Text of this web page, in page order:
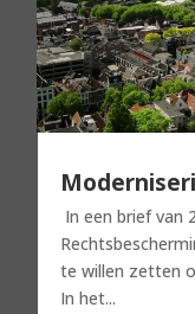
In een brief van
te willen zetten
In het...